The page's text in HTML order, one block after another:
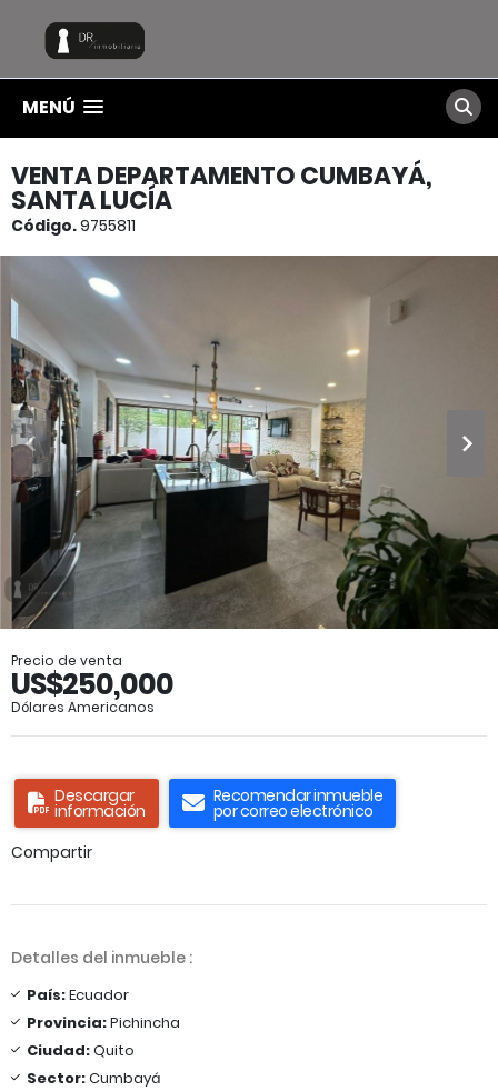
MENÚ
VENTA DEPARTAMENTO CUMBAYÁ,
SANTA LUCÍA
Código.9755811
Precio de venta
US$250,000
Dólares Americanos
Descargar
información
Recomendar inmueble
por correo electrónico
Compartir
Detalles del inmueble :
País:Ecuador
Provincia:Pichincha
Ciudad:Quito
Sector:Cumbayá